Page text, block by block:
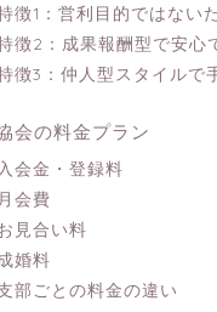
徴1：営利目的ではない
徴2：成果報酬型で安心
徴3：仲人型スタイルで
会の料金プラン
入会金・登録料
月会費
見合い料
婚料
部ごとの料金の違い